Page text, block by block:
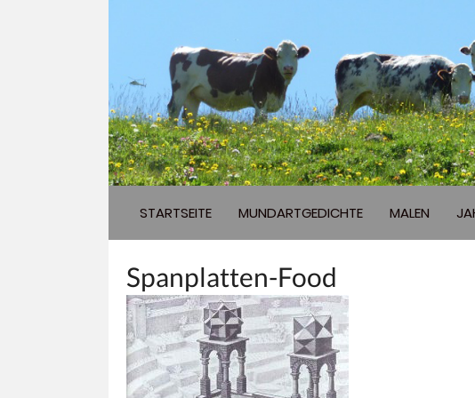
STARTSEITE MUNDARTGEDICHTE MALEN
Spanplatten-Food